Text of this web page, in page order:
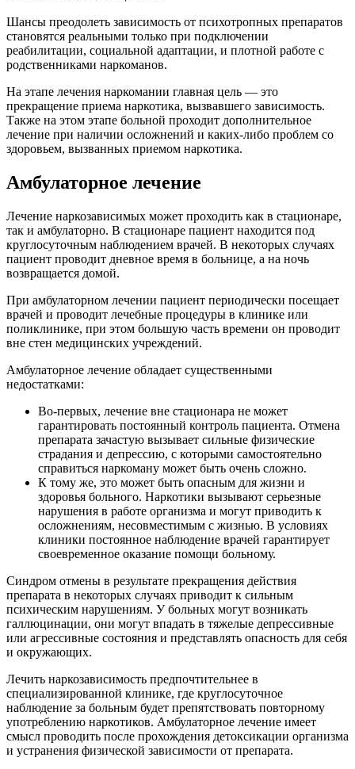
Шансы преодолеть зависимость от психотропных препаратов
становятся реальными только при подключении
реабилитации, социальной адаптации, и плотной работе с
родственниками наркоманов.
На этапе лечения наркомании главная цель — это
прекращение приема наркотика, вызвавшего зависимость.
Также на этом этапе больной проходит дополнительное
лечение при наличии осложнений и каких-либо проблем со
здоровьем, вызванных приемом наркотика.
Амбулаторное лечение
Лечение наркозависимых может проходить как в стационаре,
так и амбулаторно. В стационаре пациент находится под
круглосуточным наблюдением врачей. В некоторых случаях
пациент проводит дневное время в больнице, а на ночь
возвращается домой.
При амбулаторном лечении пациент периодически посещает
врачей и проводит лечебные процедуры в клинике или
поликлинике, при этом большую часть времени он проводит
вне стен медицинских учреждений.
Амбулаторное лечение обладает существенными
недостатками:
Во-первых, лечение вне стационара не может
гарантировать постоянный контроль пациента. Отмена
препарата зачастую вызывает сильные физические
страдания и депрессию, с которыми самостоятельно
справиться наркоману может быть очень сложно.
К тому же, это может быть опасным для жизни и
здоровья больного. Наркотики вызывают серьезные
нарушения в работе организма и могут приводить к
осложнениям, несовместимым с жизнью. В условиях
клиники постоянное наблюдение врачей гарантирует
своевременное оказание помощи больному.
Синдром отмены в результате прекращения действия
препарата в некоторых случаях приводит к сильным
психическим нарушениям. У больных могут возникать
галлюцинации, они могут впадать в тяжелые депрессивные
или агрессивные состояния и представлять опасность для себя
и окружающих.
Лечить наркозависимость предпочтительнее в
специализированной клинике, где круглосуточное
наблюдение за больным будет препятствовать повторному
употреблению наркотиков. Амбулаторное лечение имеет
смысл проводить после прохождения детоксикации организма
и устранения физической зависимости от препарата.